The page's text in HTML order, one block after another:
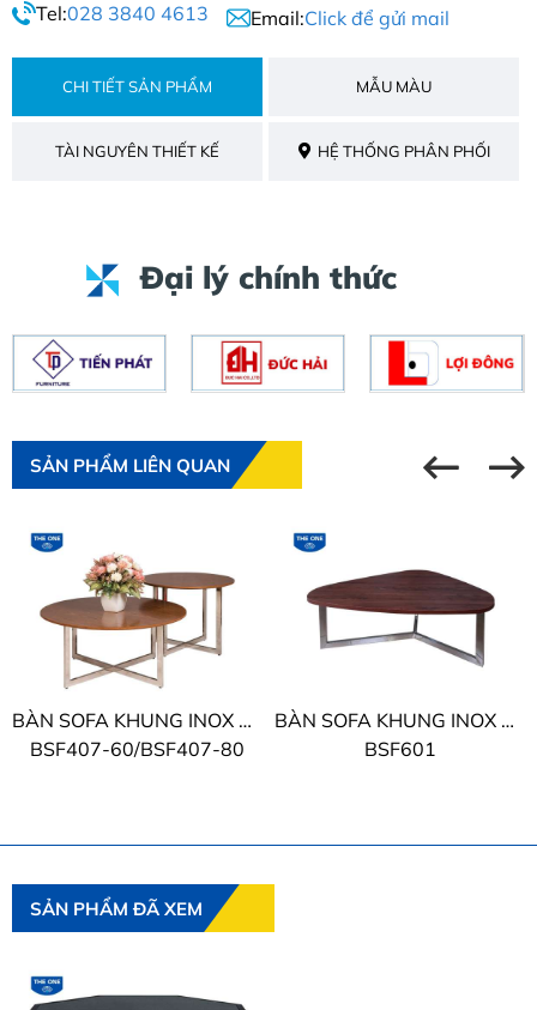
Tel:028 3840 4613 Email:Click để gửi mail
CHI TIẾT SẢN PHẨM MẪU MÀU
TÀI NGUYÊN THIẾT KẾ HỆ THỐNG PHÂN PHỐI
Đại lý chính thức
SẢN PHẨM LIÊN QUAN
BÀN SOFA KHUNG INOX THE ONE
BSF407-60/BSF407-80
BÀN SOFA KHUNG INOX THE ONE
BSF601
SẢN PHẨM ĐÃ XEM